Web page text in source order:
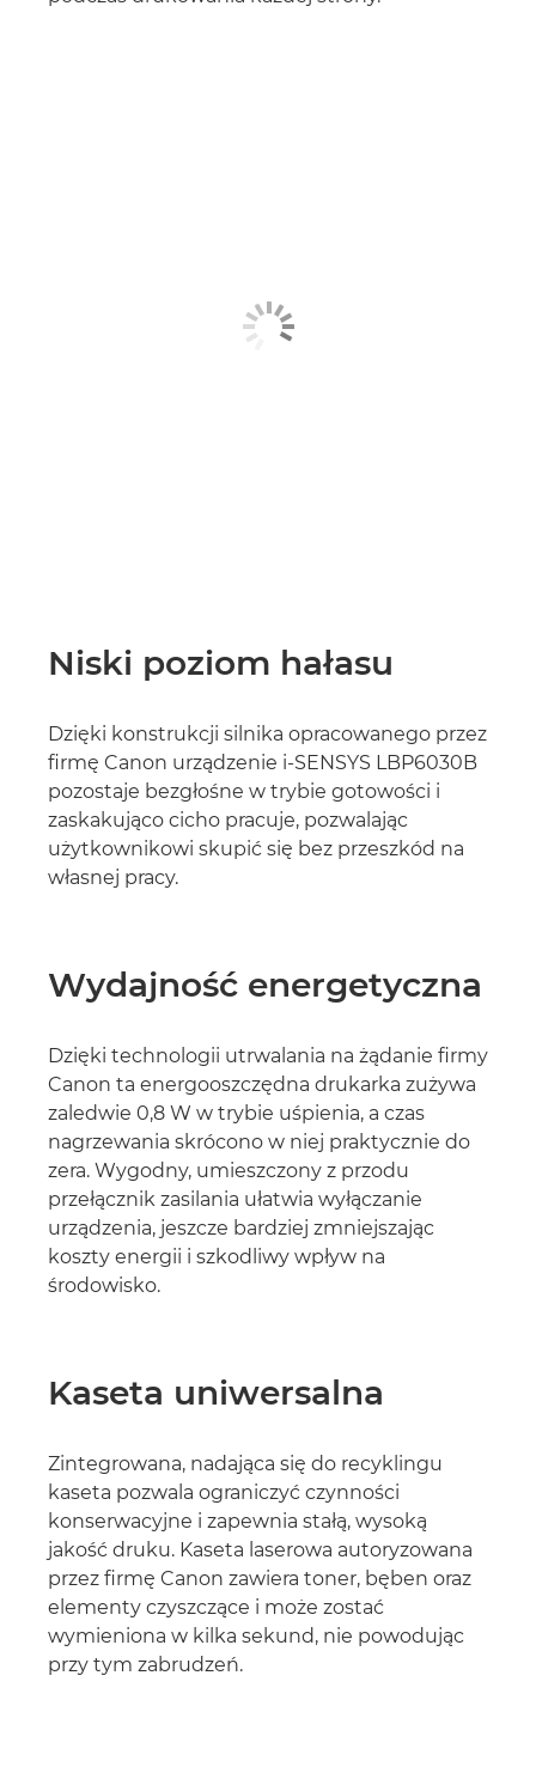
Niski poziom hałasu
Dzięki konstrukcji silnika opracowanego przez
firmę Canon urządzenie i-SENSYS LBP6030B
pozostaje bezgłośne w trybie gotowości i
zaskakująco cicho pracuje, pozwalając
użytkownikowi skupić się bez przeszkód na
własnej pracy.
Wydajność energetyczna
Dzięki technologii utrwalania na żądanie firmy
Canon ta energooszczędna drukarka zużywa
zaledwie 0,8 W w trybie uśpienia, a czas
nagrzewania skrócono w niej praktycznie do
zera. Wygodny, umieszczony z przodu
przełącznik zasilania ułatwia wyłączanie
urządzenia, jeszcze bardziej zmniejszając
koszty energii i szkodliwy wpływ na
środowisko.
Kaseta uniwersalna
Zintegrowana, nadająca się do recyklingu
kaseta pozwala ograniczyć czynności
konserwacyjne i zapewnia stałą, wysoką
jakość druku. Kaseta laserowa autoryzowana
przez firmę Canon zawiera toner, bęben oraz
elementy czyszczące i może zostać
wymieniona w kilka sekund, nie powodując
przy tym zabrudzeń.